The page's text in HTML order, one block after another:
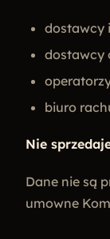
dostawcy
dostawcy
biuro
Nie
Dane nie są
umowne